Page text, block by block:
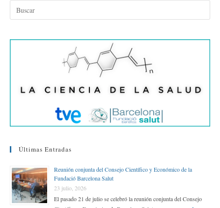
Últimas Entradas
Reunión conjunta del Consejo Científico y Económico de la
Fundació Barcelona Salut
23 julio, 2026
El pasado 21 de julio se celebró la reunión conjunta del Consejo